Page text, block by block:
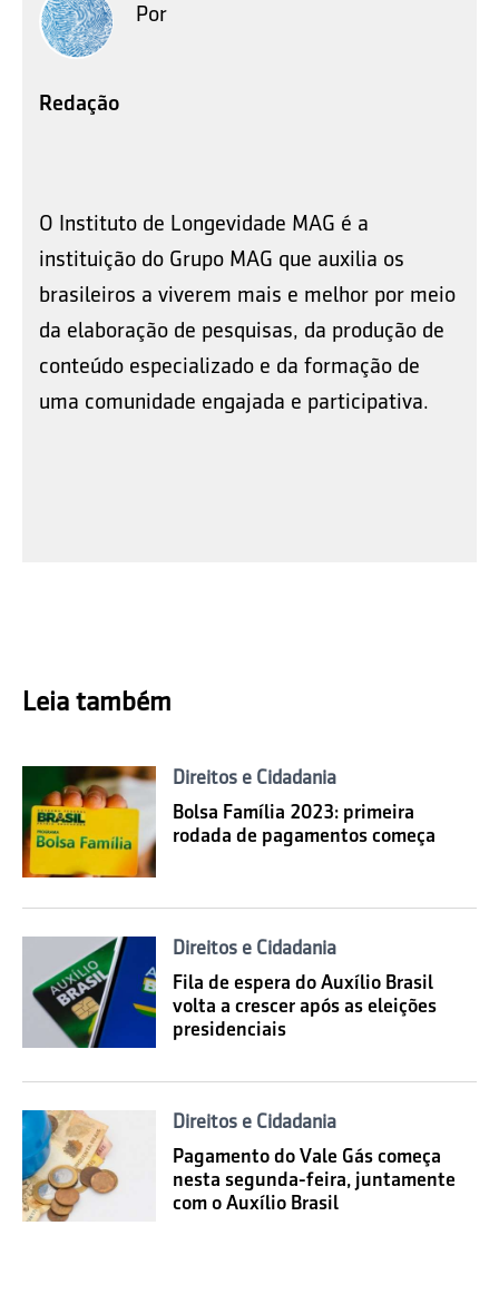
Por
Redação
O Instituto de Longevidade MAG é a
instituição do Grupo MAG que auxilia os
brasileiros a viverem mais e melhor por meio
da elaboração de pesquisas, da produção de
conteúdo especializado e da formação de
uma comunidade engajada e participativa.
Leia também
Direitos e Cidadania
Bolsa Família 2023: primeira
rodada de pagamentos começa
Direitos e Cidadania
Fila de espera do Auxílio Brasil
volta a crescer após as eleições
presidenciais
Direitos e Cidadania
Pagamento do Vale Gás começa
nesta segunda-feira, juntamente
com o Auxílio Brasil